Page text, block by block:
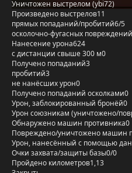
Уничтожен выстрелом (ybi72)
Произведено выстрелов11
прямых попаданий/пробитий6/5
осколочно-фугасных повреждений
Нанесение урона624
с дистанции свыше 300 м0
Получено попаданий3
пробитий3
не нанёсших урон0
Получено попаданий осколками0
Урон, заблокированный бронёй0
Урон союзникам (уничтожено/
Обнаружено машин противника0
Повреждено/уничтожено машин
Урон, нанесённый с помощью
Очки захвата/защиты базы0/0
Пройдено километров1,13